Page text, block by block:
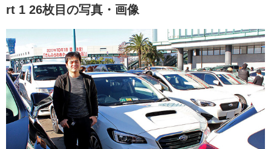
その他
カーグッズニュース
スクープ
rt 1 26枚目の写真・画像